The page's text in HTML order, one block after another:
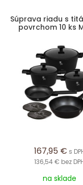
Súprava riadu s
povrchom 10 ks
167,95 € s
136,54 € bez
na sklade